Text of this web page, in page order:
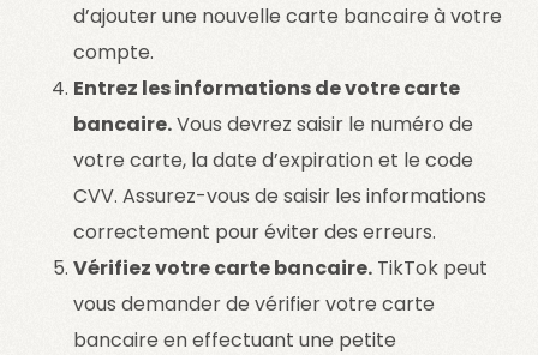
d’ajouter une nouvelle carte bancaire à votre
compte.
Entrez les informations de votre carte
bancaire.Vous devrez saisir le numéro de
votre carte, la date d’expiration et le code
CVV. Assurez-vous de saisir les informations
correctement pour éviter des erreurs.
Vérifiez votre carte bancaire. TikTok peut
vous demander de vérifier votre carte
bancaire en effectuant une petite